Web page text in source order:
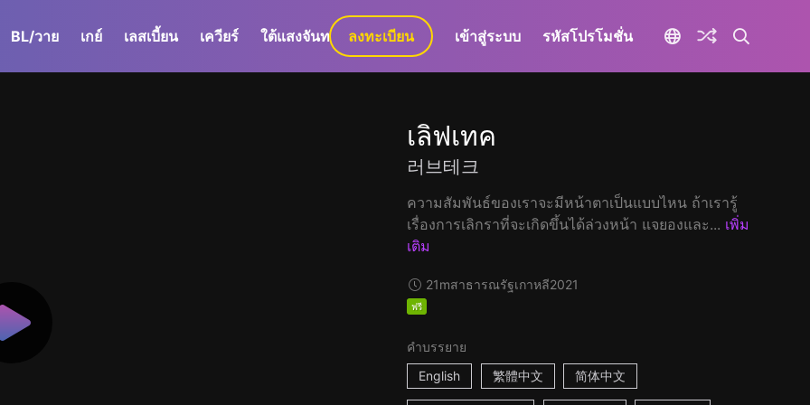
BL/วาย เกย์ เลสเบี้ยน เควียร์ ใต้แสงจันทร์ GaLa+
ลงทะเบียน เข้าสู่ระบบ รหัสโปรโมชั่น
เลิฟเทค
러브테크
ความสัมพันธ์ของเราจะมีหน้าตาเป็นแบบไหน ถ้าเรารู้
เรื่องการเลิกราที่จะเกิดขึ้นได้ล่วงหน้า แจยองและ... เพิ่ม
เติม
21mสาธารณรัฐเกาหลี2021
ฟรี
คำบรรยาย
English
繁體中文 简体中文